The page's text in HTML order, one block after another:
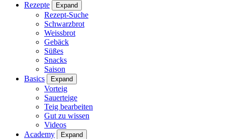
Rezepte
Expand
Rezept-Suche
Schwarzbrot
Weissbrot
Gebäck
Süßes
Snacks
Saison
Basics
Expand
Vorteig
Sauerteige
Teig bearbeiten
Gut zu wissen
Videos
Academy
Expand